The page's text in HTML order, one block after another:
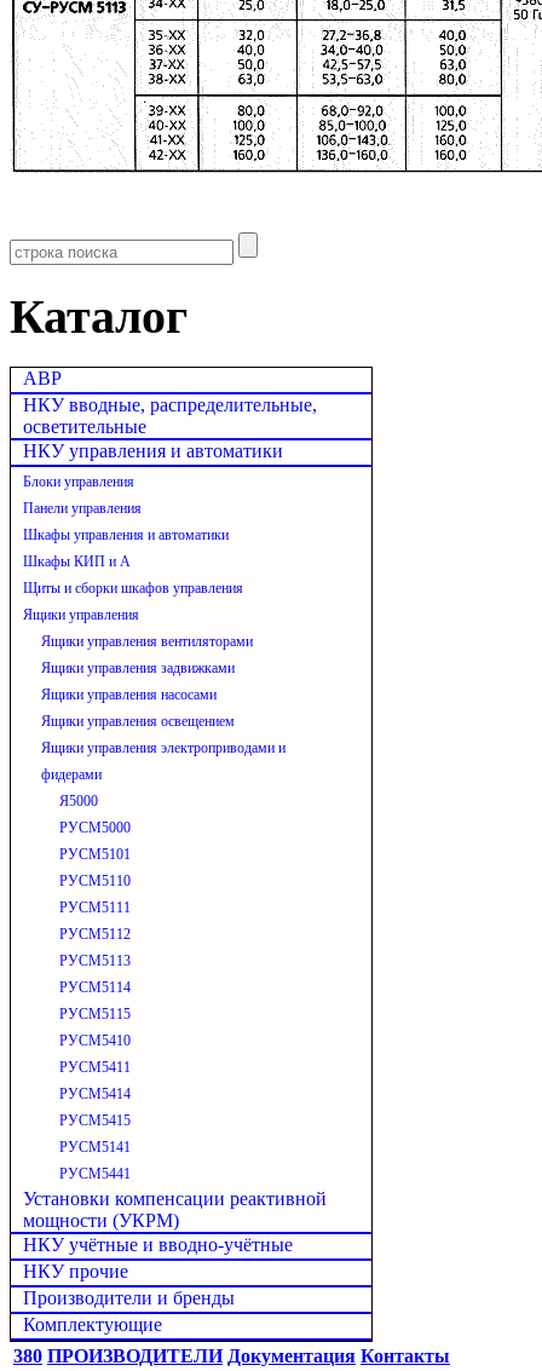
Каталог
АВР
НКУ вводные, распределительные,
осветительные
НКУ управления и автоматики
Блоки управления
Панели управления
Шкафы управления и автоматики
Шкафы КИП и А
Щиты и сборки шкафов управления
Ящики управления
Ящики управления вентиляторами
Ящики управления задвижками
Ящики управления насосами
Ящики управления освещением
Ящики управления электроприводами и
фидерами
Я5000
РУСМ5000
РУСМ5101
РУСМ5110
РУСМ5111
РУСМ5112
РУСМ5113
РУСМ5114
РУСМ5115
РУСМ5410
РУСМ5411
РУСМ5414
РУСМ5415
РУСМ5141
РУСМ5441
Установки компенсации реактивной
мощности (УКРМ)
НКУ учётные и вводно-учётные
НКУ прочие
Производители и бренды
Комплектующие
380 ПРОИЗВОДИТЕЛИ Документация Контакты